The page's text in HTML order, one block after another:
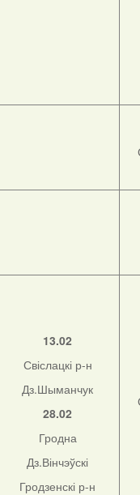
13.02
Свіслацкі р-н
Дз.Шыманчук
28.02
Гродна
Дз.Вінчэўскі
Гродзенскі р-н